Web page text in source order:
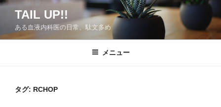
コ
ン
TAIL UP!!
ある血液内科医の日常、駄文多め
メニュー
タグ: RCHOP